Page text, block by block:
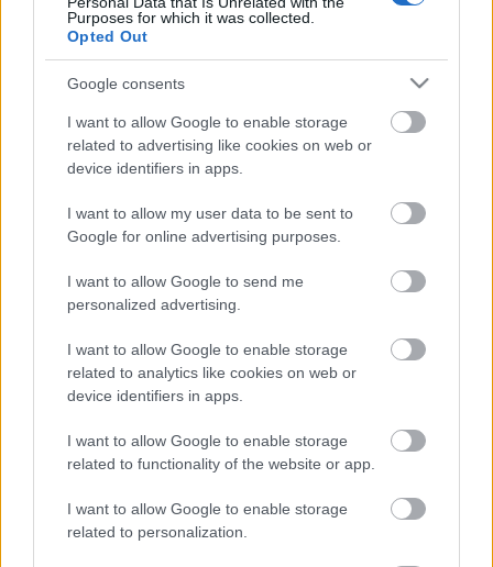
Purposes for which it was collected.
Opted Out
Google consents
I want to allow Google to enable storage
related to advertising like cookies on web or
device identifiers in apps.
I want to allow my user data to be sent to
Google for online advertising purposes.
I want to allow Google to send me
personalized advertising.
I want to allow Google to enable storage
related to analytics like cookies on web or
device identifiers in apps.
I want to allow Google to enable storage
related to functionality of the website or app.
I want to allow Google to enable storage
related to personalization.
Címkék:trend gyufametélt mástészta Trendabc tésztatrend
húslevesbe
Mexikói csirkés tészta
Mangós csirke
Kekszes túrófelfújt